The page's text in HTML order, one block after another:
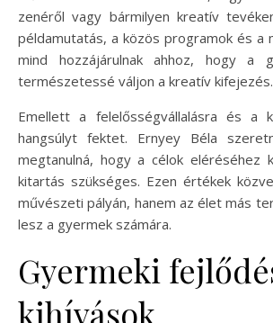
zenéről vagy bármilyen kreatív
példamutatás, a közös programok és a
mind hozzájárulnak ahhoz, hogy a
természetessé váljon a kreatív kifejezés.
Emellett a felelősségvállalásra és a
hangsúlyt fektet. Ernyey Béla
megtanulná, hogy a célok eléréséhez
kitartás szükséges. Ezen értékek
művészeti pályán, hanem az élet más
lesz a gyermek számára.
Gyermeki
kihívások